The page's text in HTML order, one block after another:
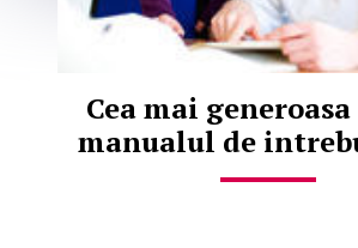
Cea mai
manualul de